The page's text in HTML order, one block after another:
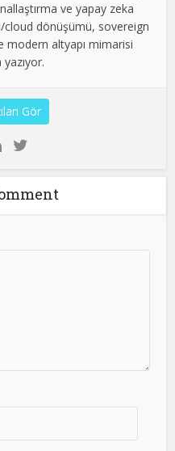
ve yapay zeka
cloud dönüşümü, sovereign
modern altyapı mimarisi
yazıyor.
Gör